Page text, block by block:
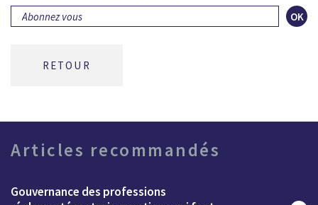
OK
RETOUR
Articles recommandés
Gouvernance des professions